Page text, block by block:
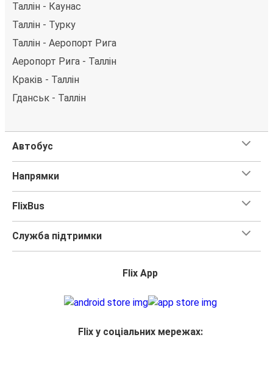
Таллін - Каунас
Таллін - Турку
Таллін - Аеропорт Рига
Аеропорт Рига - Таллін
Краків - Таллін
Гданськ - Таллін
Автобус
Напрямки
FlixBus
Служба підтримки
Flix App
Flix у соціальних мережах: